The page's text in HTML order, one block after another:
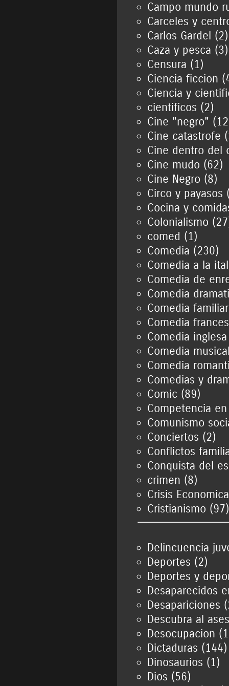
Campo mundo
Carceles y
Carlos Gardel (2)
Caza y pesca (3)
Censura (1)
Ciencia ficcion
Ciencia y
cientificos (2)
Cine "negro"
Cine catastrofe
Cine dentro del
Cine mudo (62)
Cine Negro (8)
Circo y payasos
Cocina y
Colonialismo
comed (1)
Comedia (230)
Comedia a la
Comedia de
Comedia
Comedia
Comedia
Comedia
Comedia
Comedia
Comedias y
Comic (89)
Competencia
Comunismo
Conciertos (2)
Conflictos
Conquista del
crimen (8)
Crisis
Cristianismo (97)
Delincuencia
Deportes (2)
Deportes y
Desaparecidos
Desapariciones
Descubra al
Desocupacion
Dictaduras (144)
Dinosaurios (1)
Dios (56)